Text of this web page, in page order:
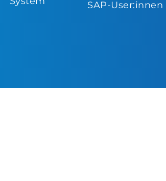
SAP-User:innen